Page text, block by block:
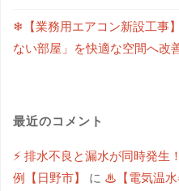
❄【業務用エアコン新設工事
ない部屋」を快適な空間へ改
最近のコメント
⚡ 排水不良と漏水が同時発生
例【日野市】
に ♨【電気温水